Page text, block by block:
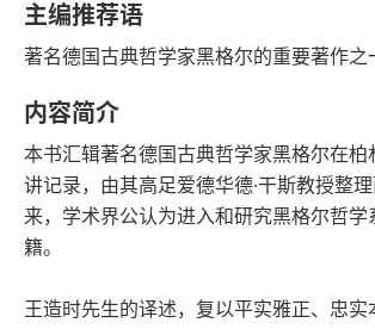
2022-08-01
发行日期
主编推荐语
著名德国古典哲学家黑格尔的重要著作之
内容简介
本书汇辑著名德国古典哲学家黑格尔在柏
讲记录，由其高足爱德华德·干斯教授整
来，学术界公认为进入和研究黑格尔哲学
籍。
王造时先生的译述，复以平实雅正、忠实